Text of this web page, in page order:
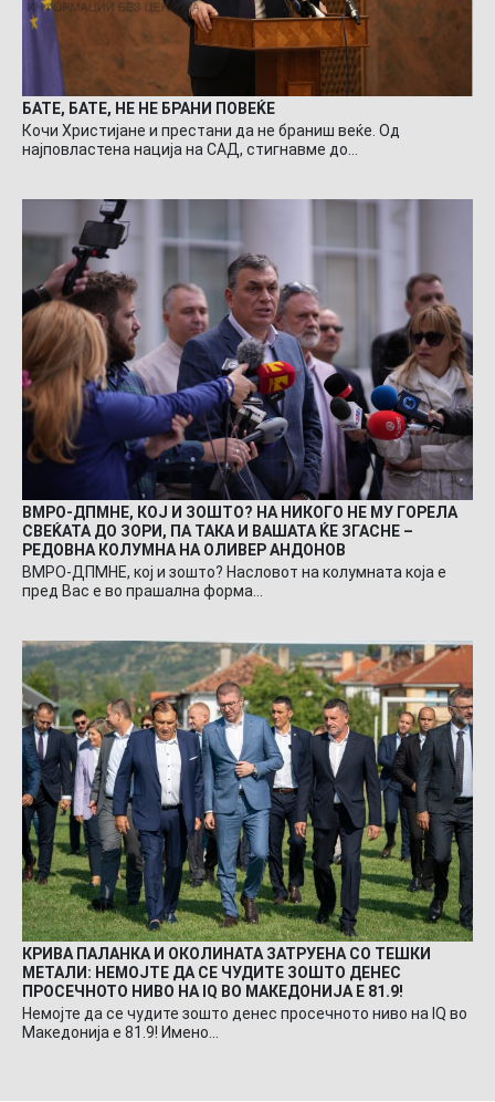
БАТЕ, БАТЕ, НЕ НЕ БРАНИ ПОВЕЌЕ
Кочи Христијане и престани да не браниш веќе. Од
најповластена нација на САД, стигнавме до…
ВМРО-ДПМНЕ, КОЈ И ЗОШТО? НА НИКОГО НЕ МУ ГОРЕЛА
СВЕЌАТА ДО ЗОРИ, ПА ТАКА И ВАШАТА ЌЕ ЗГАСНЕ –
РЕДОВНА КОЛУМНА НА ОЛИВЕР АНДОНОВ
ВМРО-ДПМНЕ, кој и зошто? Насловот на колумната која е
пред Вас е во прашална форма…
КРИВА ПАЛАНКА И ОКОЛИНАТА ЗАТРУЕНА СО ТЕШКИ
МЕТАЛИ: НЕМОЈТЕ ДА СЕ ЧУДИТЕ ЗОШТО ДЕНЕС
ПРОСЕЧНОТО НИВО НА IQ ВО МАКЕДОНИЈА Е 81.9!
Немојте да се чудите зошто денес просечното ниво на IQ во
Македонија е 81.9! Имено…